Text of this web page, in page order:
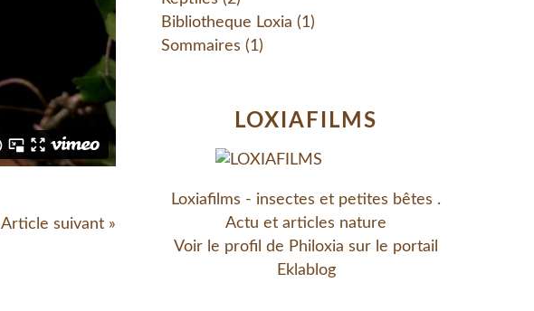
Article suivant »
Bibliotheque Loxia (1)
Sommaires (1)
LOXIAFILMS
Loxiafilms - insectes et petites bêtes .
Actu et articles nature
Voir le profil de Philoxia sur le portail
Eklablog